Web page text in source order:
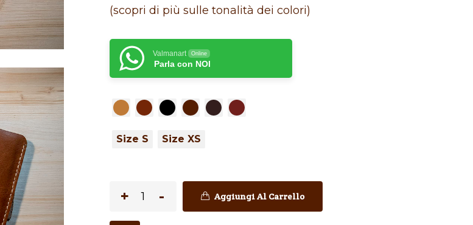
(scopri di più sulle tonalità dei colori)
Valmanart Online
Parla con NOI
Size S Size XS
Aggiungi Al Carrello